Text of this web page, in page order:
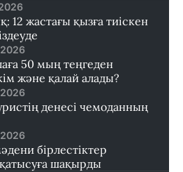
12 жастағы қызға тиіскен
50 мың теңгеден
және қалай алады?
денесі чемоданның
бірлестіктер
шақырды